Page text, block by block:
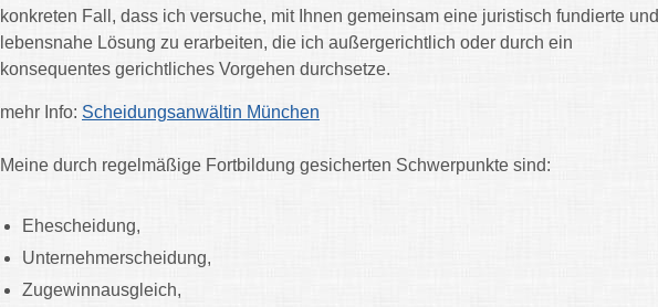
konkreten Fall, dass ich versuche, mit Ihnen gemeinsam eine juristisch fundierte und
lebensnahe Lösung zu erarbeiten, die ich außergerichtlich oder durch ein
konsequentes gerichtliches Vorgehen durchsetze.
mehr Info: Scheidungsanwältin München
Meine durch regelmäßige Fortbildung gesicherten Schwerpunkte sind:
Ehescheidung,
Unternehmerscheidung,
Zugewinnausgleich,